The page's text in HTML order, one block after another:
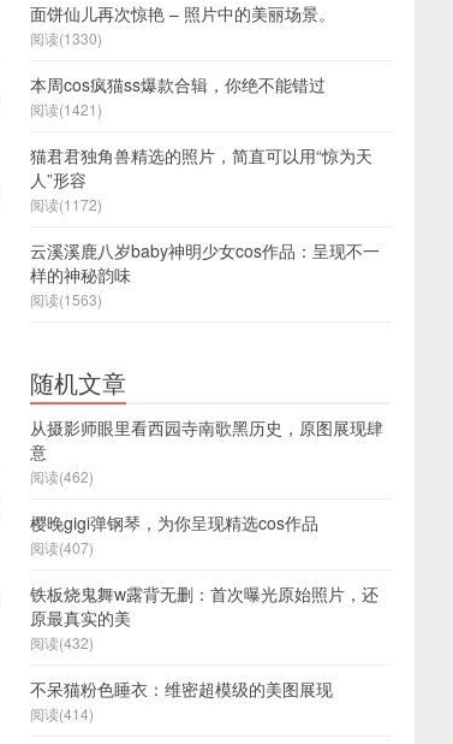
面饼仙儿再次惊艳 – 照片中的美丽场景。
阅读(1330)
本周cos疯猫ss爆款合辑，你绝不能错过
阅读(1421)
猫君君独角兽精选的照片，简直可以用“惊为天
人”形容
阅读(1172)
云溪溪鹿八岁baby神明少女cos作品：呈现不一
样的神秘韵味
阅读(1563)
随机文章
从摄影师眼里看西园寺南歌黑历史，原图展现肆
意
阅读(462)
樱晚gigi弹钢琴，为你呈现精选cos作品
阅读(407)
铁板烧鬼舞w露背无删：首次曝光原始照片，还
原最真实的美
阅读(432)
不呆猫粉色睡衣：维密超模级的美图展现
阅读(414)